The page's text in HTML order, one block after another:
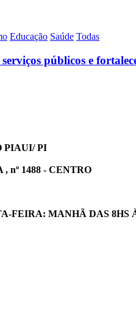
Educação Saúde Todas
públicos e
PIAUI/ PI
nº 1488 - CENTRO
FEIRA: MANHÃ DAS 8HS